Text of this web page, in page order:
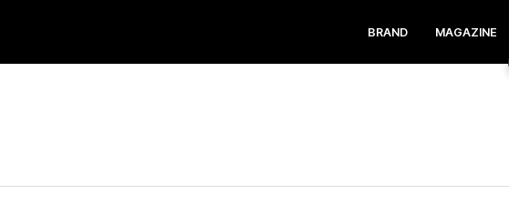
BRAND MAGAZINE